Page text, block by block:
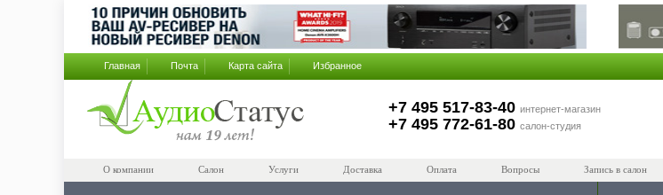
Главная Почта Карта сайта Избранное
+7 495 517-83-40 интернет-магазин
+7 495 772-61-80 салон-студия
О компании Салон Услуги Доставка Оплата Вопросы Запись в салон